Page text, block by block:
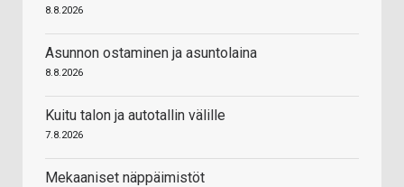
8.8.2026
Asunnon ostaminen ja asuntolaina
8.8.2026
Kuitu talon ja autotallin välille
7.8.2026
Mekaaniset näppäimistöt